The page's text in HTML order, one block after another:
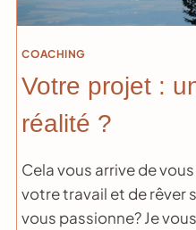
COACHING
Votre projet :
réalité ?
Cela vous arrive de
votre travail et de rêver
vous passionne? Je